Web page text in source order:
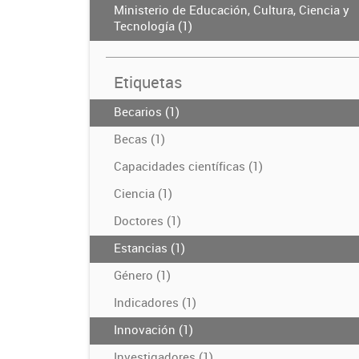
Ministerio de Educación, Cultura, Ciencia y
Tecnología (1)
Etiquetas
Becarios (1)
Becas (1)
Capacidades científicas (1)
Ciencia (1)
Doctores (1)
Estancias (1)
Género (1)
Indicadores (1)
Innovación (1)